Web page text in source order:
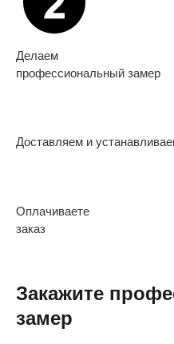
Делаем
профессиональный замер
Доставляем и
Оплачиваете
заказ
Закажите
замер